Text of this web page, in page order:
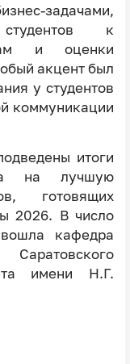
задачами,
к
и оценки
акцент был
у студентов
коммуникации
итоги
на лучшую
готовящих
2026. В число
кафедра
имени Н.Г.